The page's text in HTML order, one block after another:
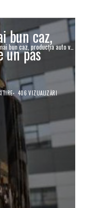
bun caz, producţia auto va
în 2020
bun caz,
un pas
406 VIZUALIZĂRI